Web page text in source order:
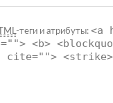
-теги и атрибуты: <a
<b>
cite="">